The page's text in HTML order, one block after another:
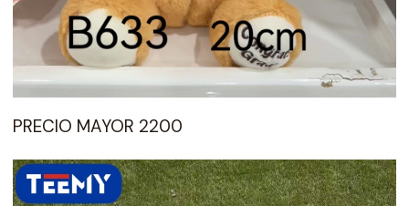
PRECIO MAYOR 2200